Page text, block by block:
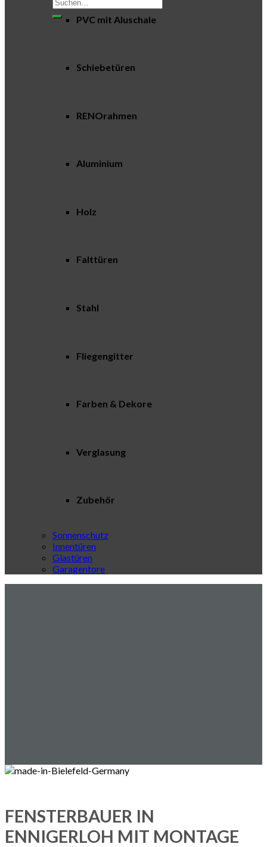
nach:
PVC mit Aluschale
Schiebetüren
RENOrahmen
Aluminium
Holz
Falttüren
Stahl
Fliegengitter
Farben & Dekore
Verglasung
Zubehör
Sonnenschutz
Innentüren
Glastüren
Garagentore
FENSTERBAUER IN
ENNIGERLOH MIT MONTAGE